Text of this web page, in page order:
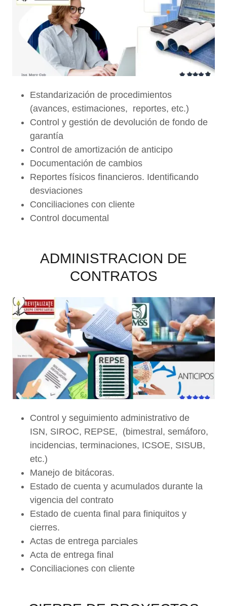
Estandarización de procedimientos
(avances, estimaciones, reportes, etc.)
Control y gestión de devolución de fondo de
garantía
Control de amortización de anticipo
Documentación de cambios
Reportes físicos financieros. Identificando
desviaciones
Conciliaciones con cliente
Control documental
ADMINISTRACION DE
CONTRATOS
Control y seguimiento administrativo de
ISN, SIROC, REPSE, (bimestral, semáforo,
incidencias, terminaciones, ICSOE, SISUB,
etc.)
Manejo de bitácoras.
Estado de cuenta y acumulados durante la
vigencia del contrato
Estado de cuenta final para finiquitos y
cierres.
Actas de entrega parciales
Acta de entrega final
Conciliaciones con cliente